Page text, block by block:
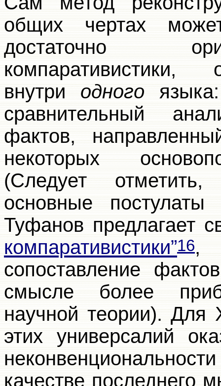
общих чертах
достаточно
компаративистики,
внутри одного
сравнительный
фактов,
некоторых
(Следует
основные
Туфанов предлагает
компаративистики”16,
сопоставление
смысле более
научной теории). Для
этих универсалий
качестве последнего